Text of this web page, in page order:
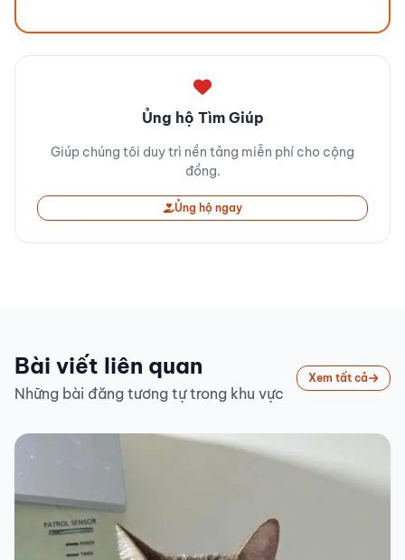
Ủng hộ Tìm Giúp
Giúp chúng tôi duy trì nền tảng miễn phí cho cộng
đồng.
Ủng hộ ngay
Bài viết liên quan
Những bài đăng tương tự trong khu vực
Xem tất cả